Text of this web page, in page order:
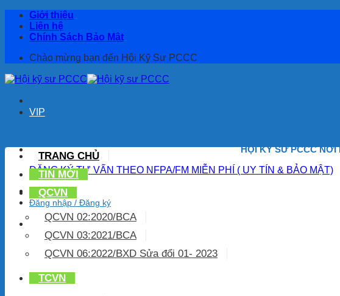
qua
Giới thiệu
Liên hệ
Chính Sách Bảo Mật
Chào mừng bạn đến Hội Kỹ Sư PCCC
VIP
HỘI KỸ SƯ PCCC
ĐĂNG KÝ TƯ VẤN THEO NFPA/FM MIỄN PHÍ ( UY TÍN & BẢO MẬT)
Đăng nhập / Đăng ký
TRANG CHỦ
TIN MỚI
QCVN
QCVN 02:2020/BCA
QCVN 03:2021/BCA
QCVN 06:2022/BXD Sửa đổi 01- 2023
TCVN